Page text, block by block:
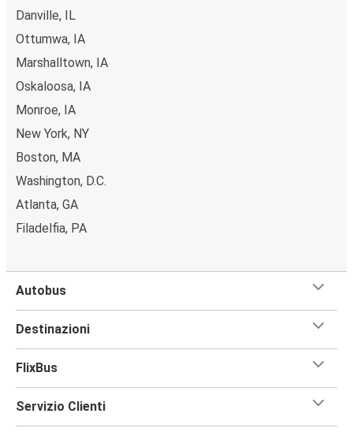
Danville, IL
Ottumwa, IA
Marshalltown, IA
Oskaloosa, IA
Monroe, IA
New York, NY
Boston, MA
Washington, D.C.
Atlanta, GA
Filadelfia, PA
Autobus
Destinazioni
FlixBus
Servizio Clienti